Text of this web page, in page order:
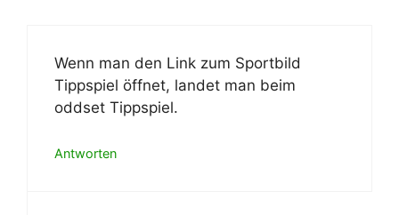
Wenn man den Link zum Sportbild
Tippspiel öffnet, landet man beim
oddset Tippspiel.
Antworten